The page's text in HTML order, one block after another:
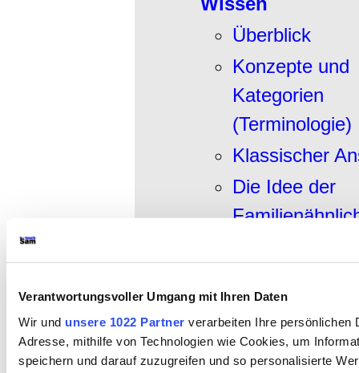
Verantwortungsvoller Umgang mit Ihren Daten
Wir und unsere 1022 Partner verarbeiten Ihre persönlichen
Adresse, mithilfe von Technologien wie Cookies, um
speichern und darauf zuzugreifen und so personalisierte
Überblick
Konzepte und
Kategorien
(Terminologie)
Klassischer
Die Idee der
»